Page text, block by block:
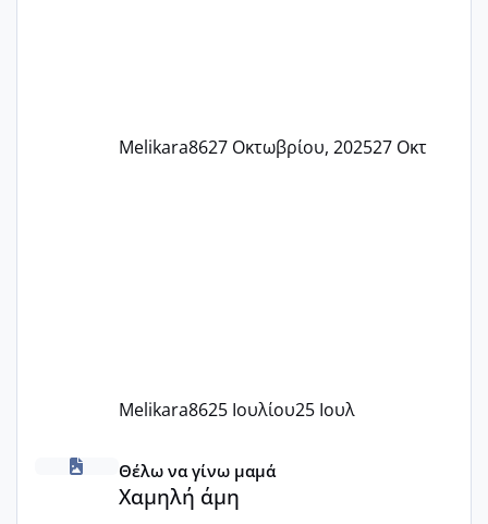
Melikara8627 Οκτωβρίου, 202527 Οκτ
Melikara8625 Ιουλίου25 Ιουλ
Χαμηλή άμη
Θέλω να γίνω μαμά
Χαμηλή άμη